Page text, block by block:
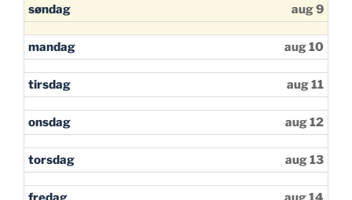
søndag aug 9
mandag aug 10
tirsdag aug 11
onsdag aug 12
torsdag aug 13